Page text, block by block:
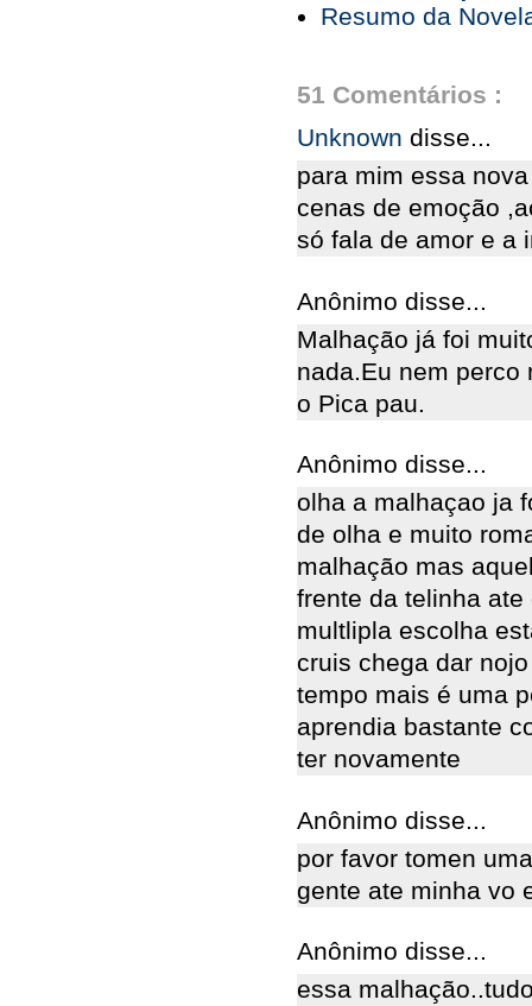
Resumo da
51 Comentários :
Unknown disse...
para mim essa
cenas de emoção
só fala de amor e a
Anônimo disse...
Malhação já foi
nada.Eu nem
o Pica pau.
Anônimo disse...
olha a malhaçao ja
de olha e muito
malhação mas
frente da telinha
multlipla escolha
cruis chega dar
tempo mais é uma
aprendia bastante
ter novamente
Anônimo disse...
por favor tomen
gente ate minha vo
Anônimo disse...
essa